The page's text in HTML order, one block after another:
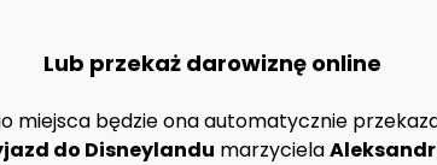
Lub przekaż darowiznę online
miejsca będzie ona automatycznie
do Disneylandu marzyciela